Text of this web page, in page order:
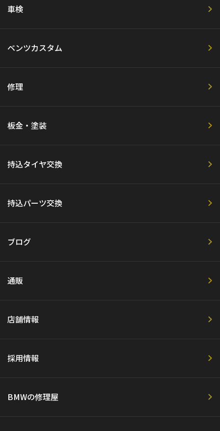
車検
ベンツカスタム
修理
板金・塗装
持込タイヤ交換
持込パーツ交換
ブログ
通販
店舗情報
採用情報
BMWの修理屋